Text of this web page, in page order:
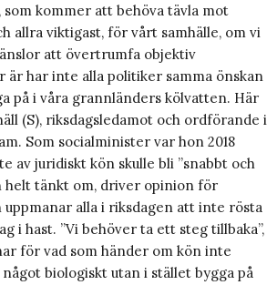
kommer att behöva tävla mot
allra viktigast, för vårt samhälle, om vi
att övertrumfa objektiv
är har inte alla politiker samma önskan
på i våra grannländers kölvatten. Här
(S), riksdagsledamot och ordförande i
Som socialminister var hon 2018
av juridiskt kön skulle bli ”snabbt och
helt tänkt om, driver opinion för
uppmanar alla i riksdagen att inte rösta
i hast. ”Vi behöver ta ett steg tillbaka”,
för vad som händer om kön inte
något biologiskt utan i stället bygga på